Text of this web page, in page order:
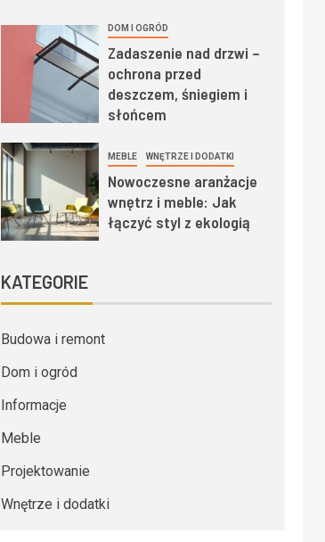
DOM I OGRÓD
Zadaszenie nad drzwi –
ochrona przed
deszczem, śniegiem i
słońcem
MEBLE WNĘTRZE I DODATKI
Nowoczesne aranżacje
wnętrz i meble: Jak
łączyć styl z ekologią
KATEGORIE
Budowa i remont
Dom i ogród
Informacje
Meble
Projektowanie
Wnętrze i dodatki